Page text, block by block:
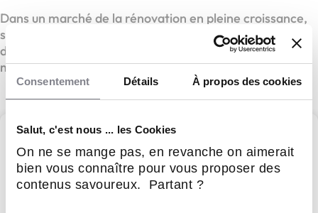
Consentement Détails À propos des cookies
Salut, c'est nous ... les Cookies
On ne se mange pas, en revanche on aimerait
bien vous connaître pour vous proposer des
contenus savoureux. Partant ?
Dans un marché de la rénovation en pleine croissance,
s’appuyer sur un réseau primé au niveau national, c’est
démarrer avec une longueur d’avance. Découvrez le
modèle et rencontrons-nous !
Avenir Rénovations
Avenir Rénovations,